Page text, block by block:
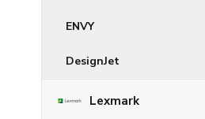
ENVY
DesignJet
Lexmark